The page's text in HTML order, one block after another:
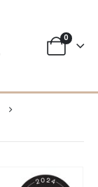
0